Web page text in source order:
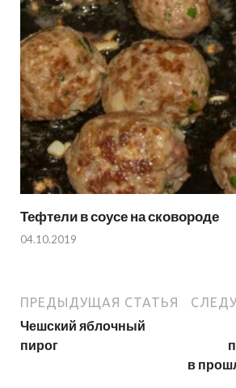
Тефтели в соусе на сковороде
04.10.2019
ПРЕДЫДУЩАЯ СТАТЬЯ
Чешский яблочный
пирог
в